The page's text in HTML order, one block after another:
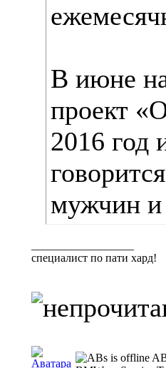
В июне
проект
2016 год
мужчин и
специалист по пати хард!